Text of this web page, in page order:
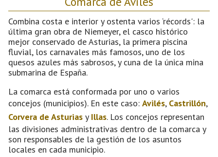
Combina costa e interior y ostenta varios ‘récords': la
última gran obra de Niemeyer, el casco histórico
mejor conservado de Asturias, la primera piscina
fluvial, los carnavales más famosos, uno de los
quesos azules más sabrosos, y cuna de la única mina
submarina de España.
La comarca está conformada por uno o varios
concejos (municipios). En este caso: Avilés, Castrillón,
Corvera de Asturias y Illas. Los concejos representan
las divisiones administrativas dentro de la comarca y
son responsables de la gestión de los asuntos
locales en cada municipio.